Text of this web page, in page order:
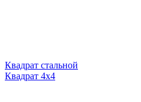
Квадрат стальной
Квадрат 4х4